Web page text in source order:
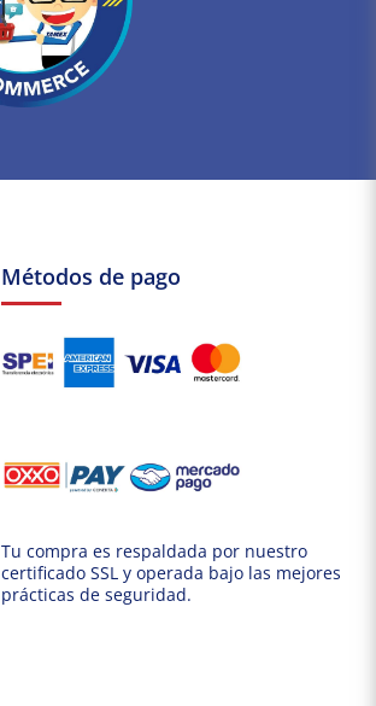
Métodos de pago
Tu compra es respaldada por nuestro
certificado SSL y operada bajo las mejores
prácticas de seguridad.